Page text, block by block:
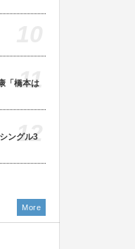
「橋本は
11
ングル3
12
More